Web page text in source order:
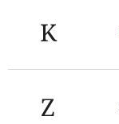
K
Z